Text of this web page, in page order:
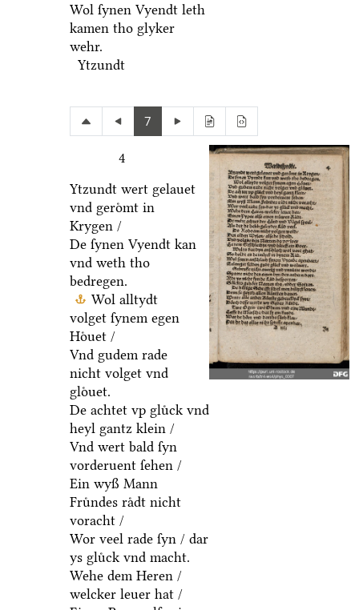
Wol ſynen Vyendt leth
kamen tho glyker
wehr.
Ytzundt
7
4
Ytzundt wert gelauet
vnd geroͤmt in
Krygen /
De ſynen Vyendt kan
vnd weth tho
bedregen.
Wol alltydt
volget ſynem egen
Hoͤuet /
Vnd gudem rade
nicht volget vnd
gloͤuet.
De achtet vp gluͤck vnd
heyl gantz klein /
Vnd wert bald ſyn
vorderuent ſehen /
Ein wyß Mann
Fruͤndes raͤdt nicht
voracht /
Wor veel rade ſyn / dar
ys gluͤck vnd macht.
Wehe dem Heren /
welcker leuer hat /